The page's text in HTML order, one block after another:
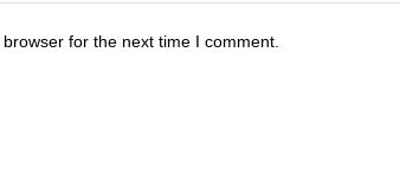
for the next time I comment.